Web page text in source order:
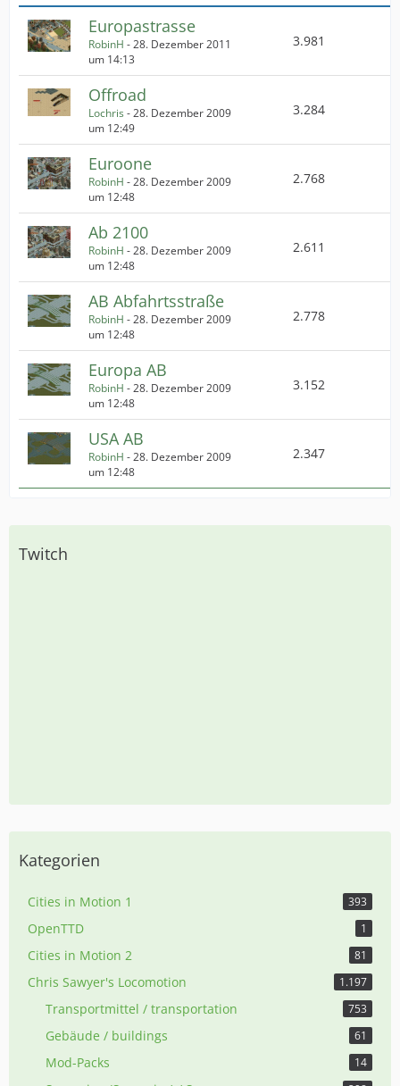
Europastrasse
RobinH -28. Dezember 2011
um 14:13
3.981
Offroad
Lochris -28. Dezember 2009
um 12:49
3.284
Euroone
RobinH -28. Dezember 2009
um 12:48
2.768
Ab 2100
RobinH -28. Dezember 2009
um 12:48
2.611
AB Abfahrtsstraße
RobinH -28. Dezember 2009
um 12:48
2.778
Europa AB
RobinH -28. Dezember 2009
um 12:48
3.152
USA AB
RobinH -28. Dezember 2009
um 12:48
2.347
Twitch
Kategorien
Cities in Motion 1 393
OpenTTD 1
Cities in Motion 2 81
Chris Sawyer's Locomotion 1.197
Transportmittel / transportation 753
Gebäude / buildings 61
Mod-Packs 14